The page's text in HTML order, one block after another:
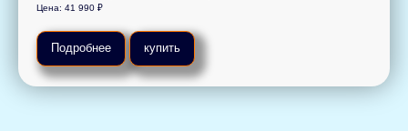
Цена: 41 990 ₽
Подробнее купить